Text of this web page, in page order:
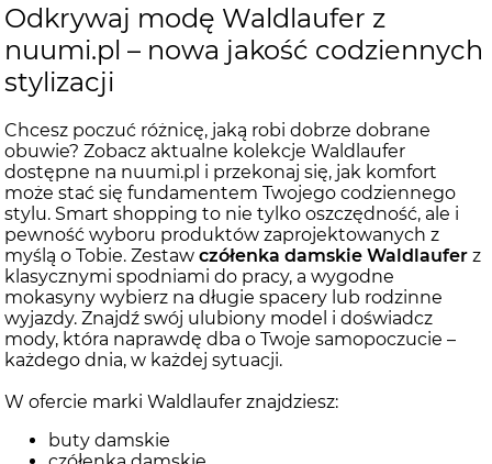
Odkrywaj modę Waldlaufer z
nuumi.pl – nowa jakość codziennych
stylizacji
Chcesz poczuć różnicę, jaką robi dobrze dobrane
obuwie? Zobacz aktualne kolekcje Waldlaufer
dostępne na nuumi.pl i przekonaj się, jak komfort
może stać się fundamentem Twojego codziennego
stylu. Smart shopping to nie tylko oszczędność, ale i
pewność wyboru produktów zaprojektowanych z
myślą o Tobie. Zestaw czółenka damskie Waldlaufer z
klasycznymi spodniami do pracy, a wygodne
mokasyny wybierz na długie spacery lub rodzinne
wyjazdy. Znajdź swój ulubiony model i doświadcz
mody, która naprawdę dba o Twoje samopoczucie –
każdego dnia, w każdej sytuacji.
W ofercie marki Waldlaufer znajdziesz:
buty damskie